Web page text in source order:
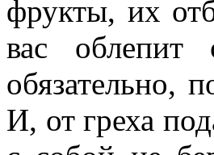
фрукты, их
вас облепит
обязательно,
И, от греха